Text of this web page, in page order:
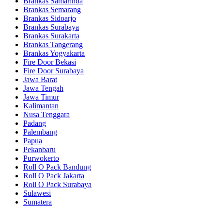
Brankas Semarang
Brankas Sidoarjo
Brankas Surabaya
Brankas Surakarta
Brankas Tangerang
Brankas Yogyakarta
Fire Door Bekasi
Fire Door Surabaya
Jawa Barat
Jawa Tengah
Jawa Timur
Kalimantan
Nusa Tenggara
Padang
Palembang
Papua
Pekanbaru
Purwokerto
Roll O Pack Bandung
Roll O Pack Jakarta
Roll O Pack Surabaya
Sulawesi
Sumatera